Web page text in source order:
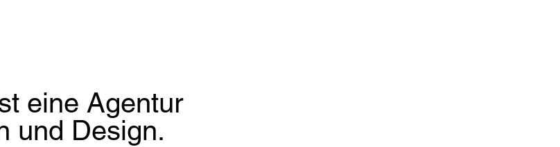
eine Agentur
und Design.